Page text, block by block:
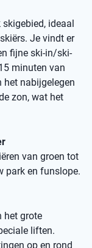
ideaal
Je vindt er
fijne ski-in/ski-
minuten van
het nabijgelegen
zon, wat het
van groen tot
park en funslope.
het grote
liften.
op en rond